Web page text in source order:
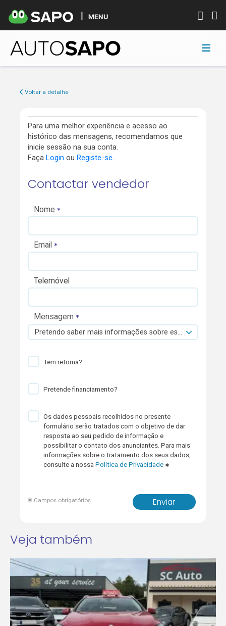
MENU
Voltar a detalhe
Para uma melhor experiência e acesso ao
histórico das mensagens, recomendamos que
inicie sessão na sua conta.
Faça Login ou Registe-se.
Contactar vendedor
Nome
Email
Telemóvel
Mensagem
Pretendo saber mais informações sobre esta viatura.
Tem retoma?
Pretende financiamento?
Os dados pessoais recolhidos no presente
formulário serão tratados com o objetivo de dar
resposta ao seu pedido de informação e
possibilitar o contato dos anunciantes. Para mais
informações sobre o tratamento dos seus dados,
consulte a nossaPolítica de Privacidade
Enviar
Campos obrigatórios
Veja também